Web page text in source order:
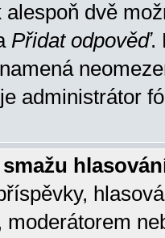
alespoň dvě
Přidat odpověď.
administrátor
moderátorem